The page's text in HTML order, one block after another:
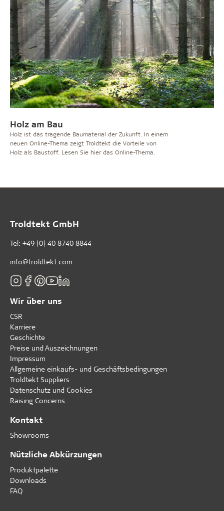
Holz am Bau
Holz ist das tragende Baumaterial der Zukunft. In einem
neuen Online-Thema zeigt Troldtekt die Vorteile von
Holz als Baustoff. Lesen Sie hier das Online-Thema.
Troldtekt GmbH
Tel: +49 (0) 40 8740 8844
info@troldtekt.com
Wir über uns
CSR
Karriere
Geschichte
Preise und Auszeichnungen
Impressum
Allgemeine einkaufs- und Geschäftsbedingungen
Troldtekt Suppliers
Datenschutz und Cookies
Raising Concerns
Kontakt
Showrooms
Nützliche Abkürzungen
Produktpalette
Downloads
FAQ